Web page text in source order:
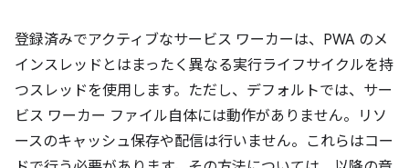
登録済みでアクティブなサービス ワーカーは、PWA のメ
インスレッドとはまったく異なる実行ライフサイクルを持
つスレッドを使用します。ただし、デフォルトでは、サー
ビス ワーカー ファイル自体には動作がありません。リソ
ースのキャッシュ保存や配信は行いません。これらはコー